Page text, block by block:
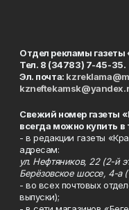
Отдел рекламы
Тел. 8 (34783) 7-45-35.
Эл. почта:
Свежий номер газеты
всегда можно купить в
- в редакции газеты
адресам:
ул. Нефтяников, 22 (2-й
Берёзовское шоссе, 4-а
- во всех почтовых
выпуски);